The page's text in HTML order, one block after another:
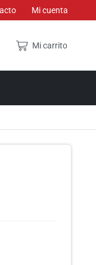
Mi cuenta
Mi carrito